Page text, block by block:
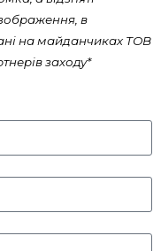
в
на майданчиках ТОВ
заходу*